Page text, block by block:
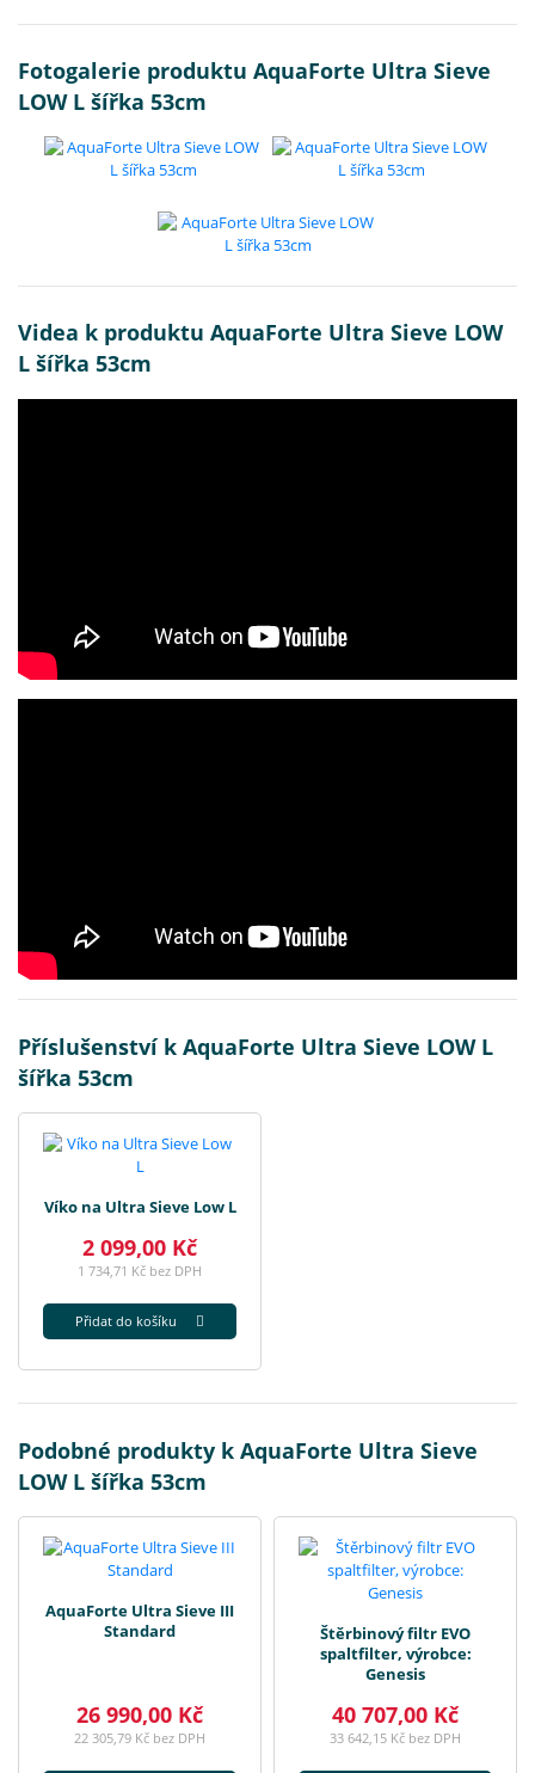
Fotogalerie produktu AquaForte Ultra Sieve
LOW L šířka 53cm
Videa k produktu AquaForte Ultra Sieve LOW
L šířka 53cm
Příslušenství k AquaForte Ultra Sieve LOW L
šířka 53cm
Víko na Ultra Sieve Low L
2 099,00 Kč
1 734,71 Kč bez DPH
Přidat do košíku
Podobné produkty k AquaForte Ultra Sieve
LOW L šířka 53cm
AquaForte Ultra Sieve III
Standard
26 990,00 Kč
22 305,79 Kč bez DPH
Štěrbinový filtr EVO
spaltfilter, výrobce:
Genesis
40 707,00 Kč
33 642,15 Kč bez DPH